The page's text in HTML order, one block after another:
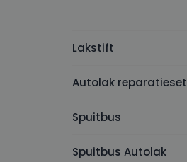
Lakstift
Autolak reparatieset
Spuitbus
Spuitbus Autolak